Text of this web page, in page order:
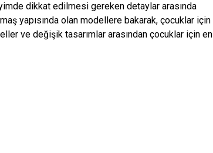
dikkat edilmesi gereken detaylar arasında
yapısında olan modellere bakarak, çocuklar için
ve değişik tasarımlar arasından çocuklar için en